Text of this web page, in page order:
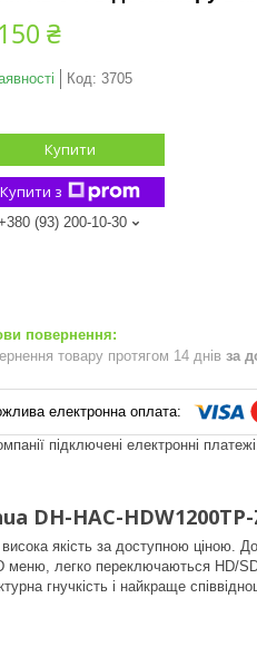
₴
Код: 3705
Купити
Купити з
(93) 200-10-30
товару протягом 14 днів за
підключені електронні
DH-HAC-
якість за доступною ціною.
легко переключаються HD/
гнучкість і найкраще